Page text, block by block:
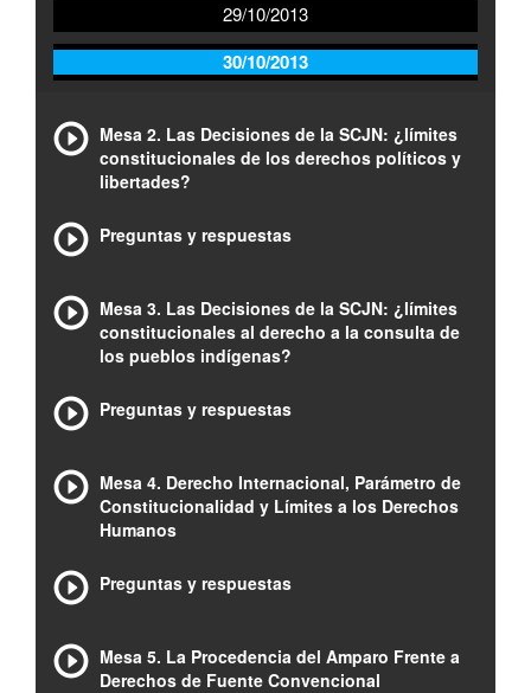
29/10/2013
30/10/2013
Mesa 2. Las Decisiones de la SCJN: ¿límites
constitucionales de los derechos políticos y
libertades?
Preguntas y respuestas
Mesa 3. Las Decisiones de la SCJN: ¿límites
constitucionales al derecho a la consulta de
los pueblos indígenas?
Preguntas y respuestas
Mesa 4. Derecho Internacional, Parámetro de
Constitucionalidad y Límites a los Derechos
Humanos
Preguntas y respuestas
Mesa 5. La Procedencia del Amparo Frente a
Derechos de Fuente Convencional